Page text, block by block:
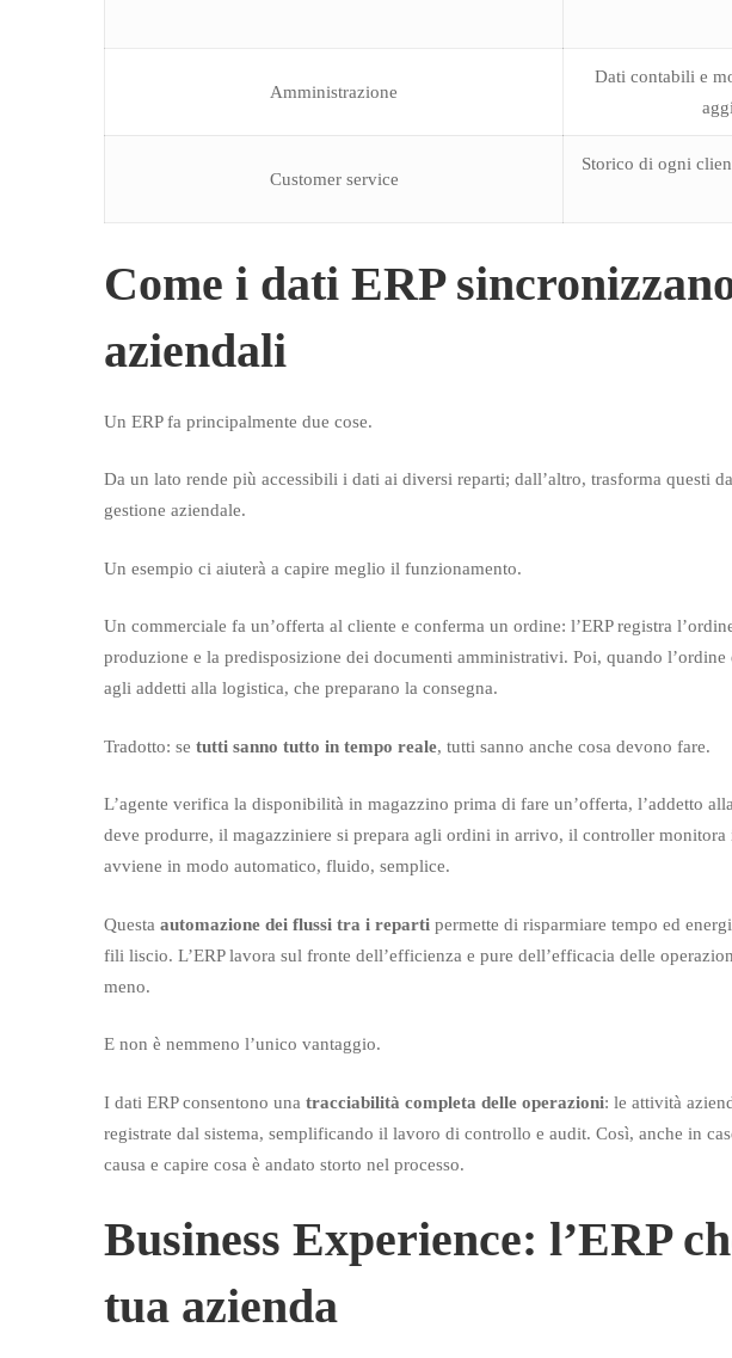
Amministrazione
Dati contabili e
Customer service
Storico di ogni
Come i dati ERP
aziendali
Un ERP fa principalmente due cose.
Da un lato rende più accessibili i dati ai diversi reparti; dall’altro, trasforma questi
gestione aziendale.
Un esempio ci aiuterà a capire meglio il funzionamento.
Un commerciale fa un’offerta al cliente e conferma un ordine: l’ERP registra
produzione e la predisposizione dei documenti amministrativi. Poi, quando l’ordine
agli addetti alla logistica, che preparano la consegna.
Tradotto: se tutti sanno tutto in tempo reale, tutti sanno anche cosa devono fare.
L’agente verifica la disponibilità in magazzino prima di fare un’offerta, l’addetto
deve produrre, il magazziniere si prepara agli ordini in arrivo, il controller
avviene in modo automatico, fluido, semplice.
Questa automazione dei flussi tra i reparti permette di risparmiare tempo ed
fili liscio. L’ERP lavora sul fronte dell’efficienza e pure dell’efficacia delle
meno.
E non è nemmeno l’unico vantaggio.
I dati ERP consentono una tracciabilità completa delle operazioni: le attività
registrate dal sistema, semplificando il lavoro di controllo e audit. Così, anche in
causa e capire cosa è andato storto nel processo.
Business Experience: l’ERP
tua azienda